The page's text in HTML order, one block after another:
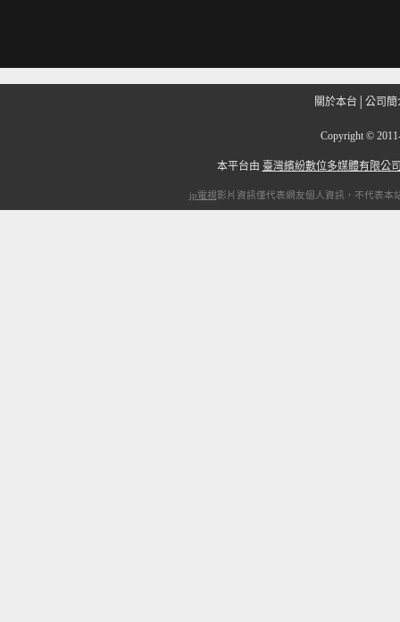
關於本台 公司簡
Copyright ©
本平台由 臺灣繽紛數位多媒體有限公
ip電視影片資訊僅代表網友個人資訊，不代表本